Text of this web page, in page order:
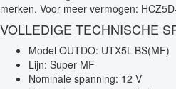
merken. Voor meer vermogen:
VOLLEDIGE TECHNISCHE
Model OUTDO: UTX5L-BS(MF)
Lijn: Super MF
Nominale spanning: 12 V